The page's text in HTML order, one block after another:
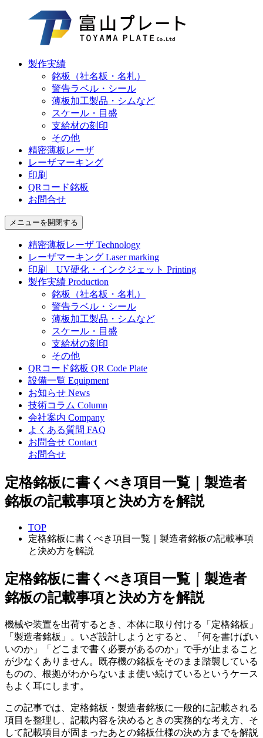
製作実績
銘板（社名板・名札）
警告ラベル・シール
薄板加工製品・シムなど
スケール・目盛
支給材の刻印
その他
精密薄板レーザ
レーザマーキング
印刷
QRコード銘板
お問合せ
メニューを開閉する
精密薄板レーザ Technology
レーザマーキング Laser marking
印刷 UV硬化・インクジェット Printing
製作実績 Production
銘板（社名板・名札）
警告ラベル・シール
薄板加工製品・シムなど
スケール・目盛
支給材の刻印
その他
QRコード銘板 QR Code Plate
設備一覧 Equipment
お知らせ News
技術コラム Column
会社案内 Company
よくある質問 FAQ
お問合せ Contact
お問合せ
定格銘板に書くべき項目一覧｜製造者
銘板の記載事項と決め方を解説
TOP
定格銘板に書くべき項目一覧｜製造者銘板の記載事項
と決め方を解説
定格銘板に書くべき項目一覧｜製造者
銘板の記載事項と決め方を解説
機械や装置を出荷するとき、本体に取り付ける「定格銘板」
「製造者銘板」。いざ設計しようとすると、「何を書けばい
いのか」「どこまで書く必要があるのか」で手が止まること
が少なくありません。既存機の銘板をそのまま踏襲している
ものの、根拠がわからないまま使い続けているというケース
もよく耳にします。
この記事では、定格銘板・製造者銘板に一般的に記載される
項目を整理し、記載内容を決めるときの実務的な考え方、そ
して記載項目が固まったあとの銘板仕様の決め方までを解説